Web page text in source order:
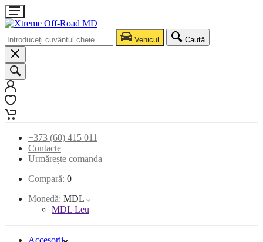
Vehicul Caută
+373 (60) 415 011
Contacte
Urmărește comanda
Compară: 0
Monedă: MDL
MDL Leu
Accesorii